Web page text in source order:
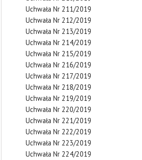
Uchwała Nr 211/2019
Uchwała Nr 212/2019
Uchwała Nr 213/2019
Uchwała Nr 214/2019
Uchwała Nr 215/2019
Uchwała Nr 216/2019
Uchwała Nr 217/2019
Uchwała Nr 218/2019
Uchwała Nr 219/2019
Uchwała Nr 220/2019
Uchwała Nr 221/2019
Uchwała Nr 222/2019
Uchwała Nr 223/2019
Uchwała Nr 224/2019